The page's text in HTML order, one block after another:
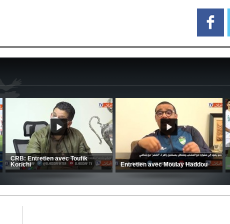
CSC: La préparation des hommes
d’Amrani se poursuit en Tunisie
MCA: Kaci-Saïd évoque le large
succès du Mouloudia face au FC
MFM